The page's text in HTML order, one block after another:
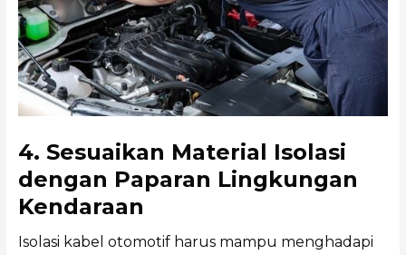
4. Sesuaikan Material Isolasi
dengan Paparan Lingkungan
Kendaraan
Isolasi kabel otomotif harus mampu menghadapi